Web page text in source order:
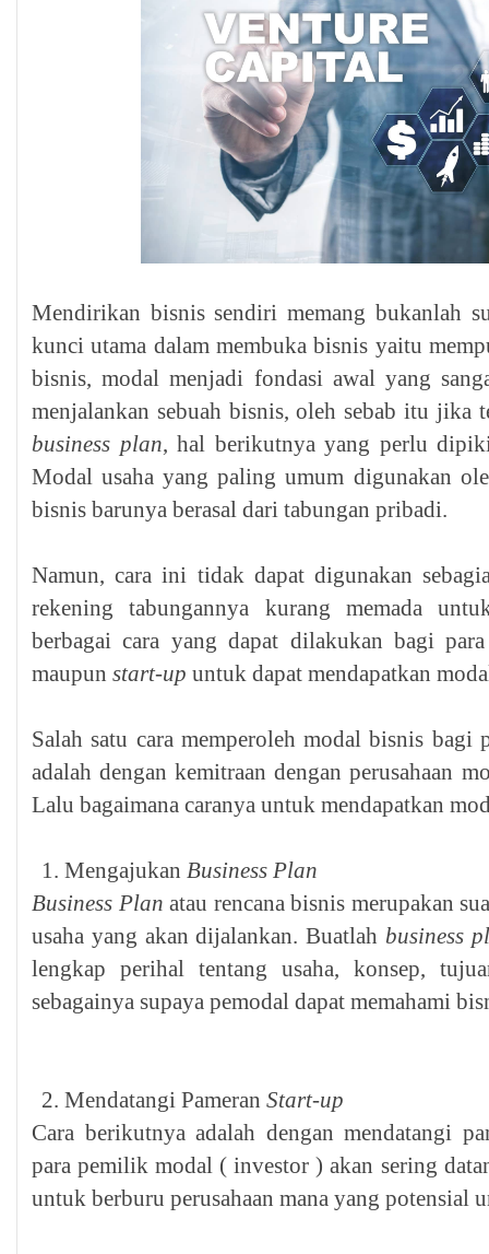
Mendirikan bisnis sendiri memang bukanlah
kunci utama dalam membuka bisnis yaitu
bisnis, modal menjadi fondasi awal yang
menjalankan sebuah bisnis, oleh sebab itu jika
business plan, hal berikutnya yang perlu
Modal usaha yang paling umum digunakan
bisnis barunya berasal dari tabungan pribadi.
Namun, cara ini tidak dapat digunakan
rekening tabungannya kurang memada
berbagai cara yang dapat dilakukan bagi
maupun start-up untuk dapat mendapatkan
Salah satu cara memperoleh modal bisnis
adalah dengan kemitraan dengan perusahaan
Lalu bagaimana caranya untuk mendapatkan
Mengajukan Business Plan
Business Plan atau rencana bisnis merupakan
usaha yang akan dijalankan. Buatlah business
lengkap perihal tentang usaha, konsep,
sebagainya supaya pemodal dapat memahami
Mendatangi Pameran Start-up
Cara berikutnya adalah dengan mendatangi
para pemilik modal ( investor ) akan sering
untuk berburu perusahaan mana yang potensial